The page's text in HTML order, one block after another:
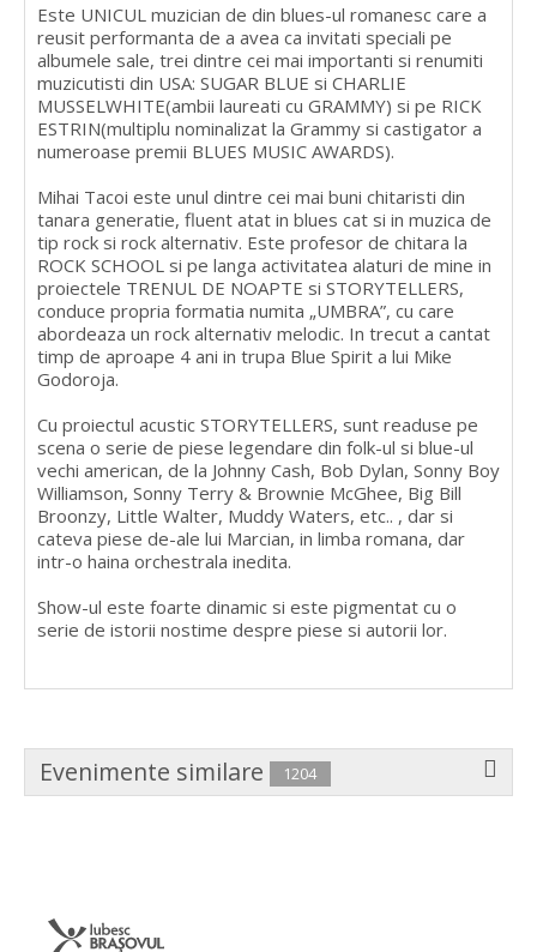
Este UNICUL muzician de din blues-ul romanesc care a
reusit performanta de a avea ca invitati speciali pe
albumele sale, trei dintre cei mai importanti si renumiti
muzicutisti din USA: SUGAR BLUE si CHARLIE
MUSSELWHITE(ambii laureati cu GRAMMY) si pe RICK
ESTRIN(multiplu nominalizat la Grammy si castigator a
numeroase premii BLUES MUSIC AWARDS).
Mihai Tacoi este unul dintre cei mai buni chitaristi din
tanara generatie, fluent atat in blues cat si in muzica de
tip rock si rock alternativ. Este profesor de chitara la
ROCK SCHOOL si pe langa activitatea alaturi de mine in
proiectele TRENUL DE NOAPTE si STORYTELLERS,
conduce propria formatia numita „UMBRA”, cu care
abordeaza un rock alternativ melodic. In trecut a cantat
timp de aproape 4 ani in trupa Blue Spirit a lui Mike
Godoroja.
Cu proiectul acustic STORYTELLERS, sunt readuse pe
scena o serie de piese legendare din folk-ul si blue-ul
vechi american, de la Johnny Cash, Bob Dylan, Sonny Boy
Williamson, Sonny Terry & Brownie McGhee, Big Bill
Broonzy, Little Walter, Muddy Waters, etc.. , dar si
cateva piese de-ale lui Marcian, in limba romana, dar
intr-o haina orchestrala inedita.
Show-ul este foarte dinamic si este pigmentat cu o
serie de istorii nostime despre piese si autorii lor.
Evenimente similare 1204